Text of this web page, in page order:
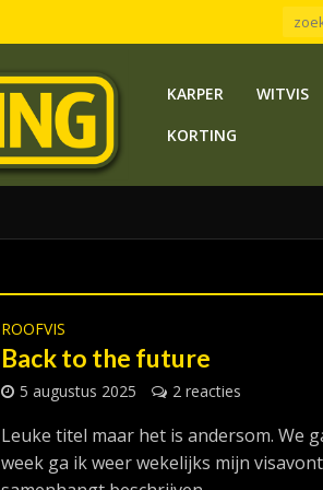
KARPER WITVIS
KORTING
ROOFVIS
Back to the future
5 augustus 2025 2 reacties
Leuke titel maar het is andersom. We
week ga ik weer wekelijks mijn